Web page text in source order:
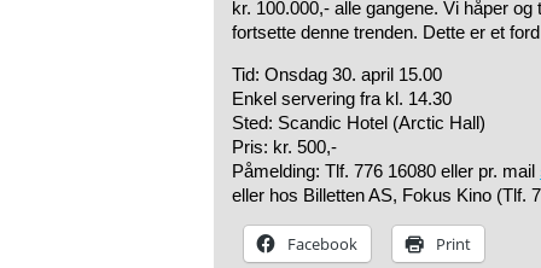
kr. 100.000,- alle gangene. Vi håper
fortsette denne trenden. Dette er et
Tid: Onsdag 30. april 15.00
Enkel servering fra kl. 14.30
Sted: Scandic Hotel (Arctic Hall)
Pris: kr. 500,-
Påmelding: Tlf. 776 16080 eller pr. mail
eller hos Billetten AS, Fokus Kino (Tlf.
Facebook Print